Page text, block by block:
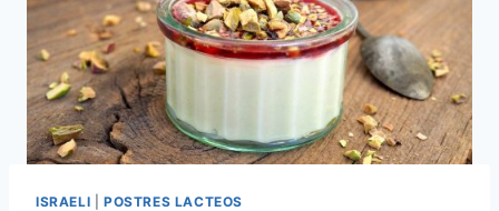
ISRAELI POSTRES LACTEOS